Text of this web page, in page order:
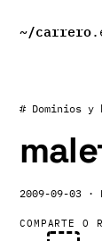
~/carrero
# Dominios y
2009-09-03 ·
COMPARTE O